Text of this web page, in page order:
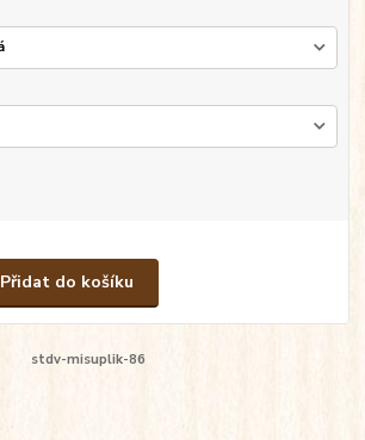
Přidat do košíku
stdv-misuplik-86